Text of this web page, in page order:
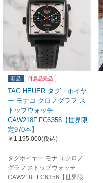
新品 付属品完品
TAG HEUER タグ・ホイヤ
ー モナコ クロノグラフ ス
トップウォッチ
CAW218F.FC6356【世界限
定970本】
￥1,195,000(税込)
タグホイヤー モナコ クロノ
グラフ ストップウォッチ
CAW218F.FC6356【世界限